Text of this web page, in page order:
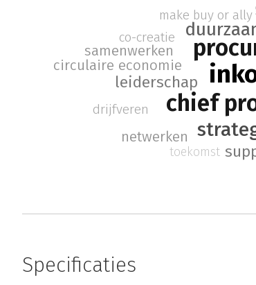
chief
leiderschap
netwerken
circulaire economie
samenwerken
drijfveren
co-creatie
make buy or ally
toekomst
Specificaties